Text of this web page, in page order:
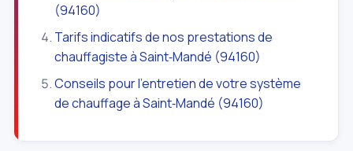
(94160)
Tarifs indicatifs de nos prestations de
chauffagiste à Saint‑Mandé (94160)
Conseils pour l'entretien de votre système
de chauffage à Saint‑Mandé (94160)